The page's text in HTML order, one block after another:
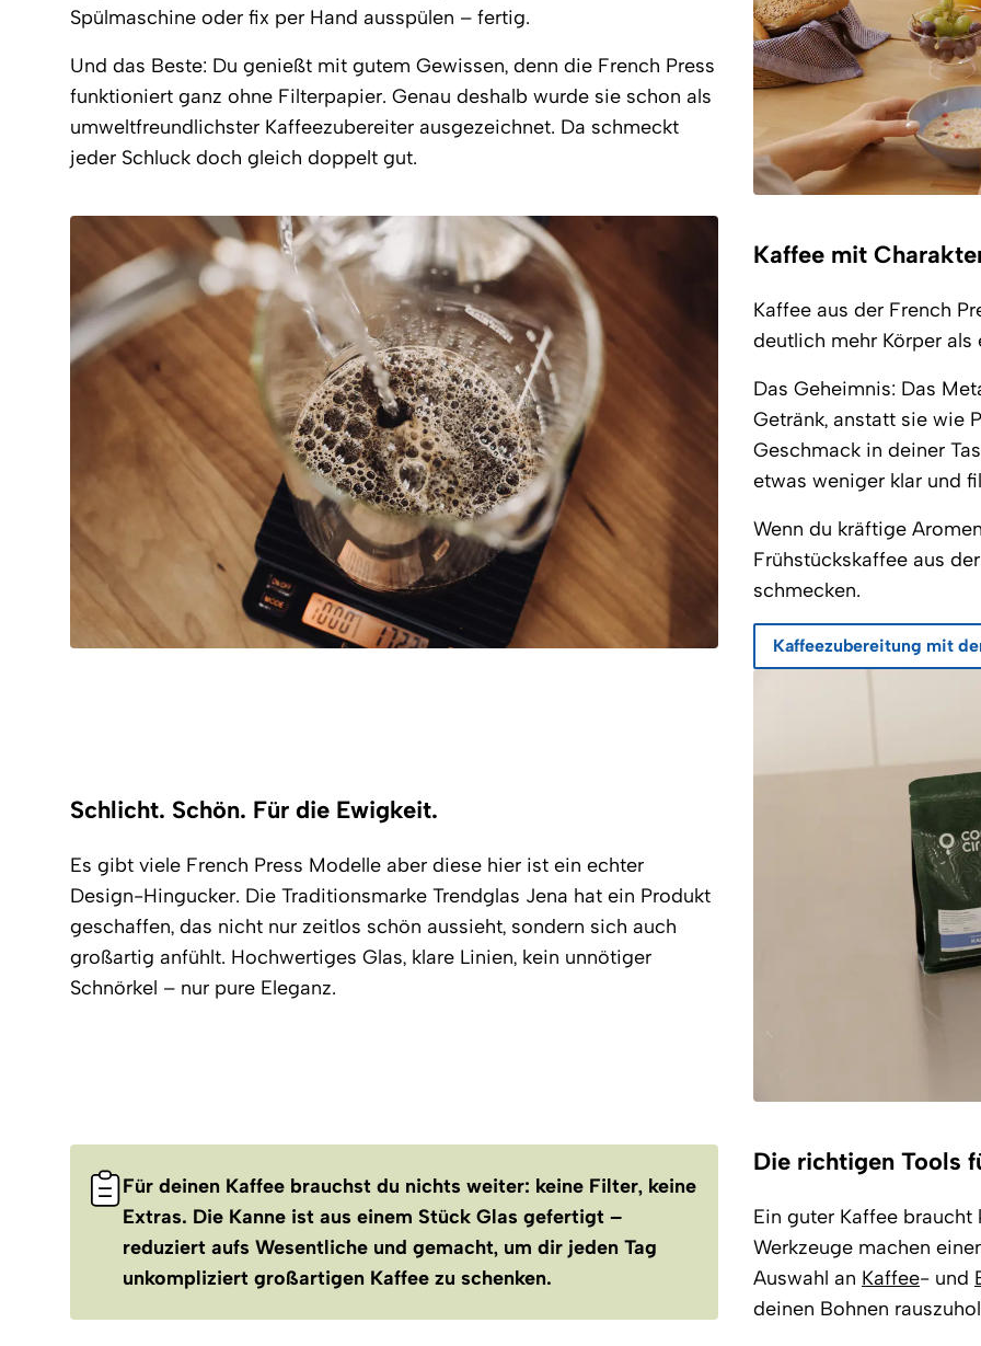
Spülmaschine oder fix per Hand ausspülen – fertig.
Und das Beste: Du genießt mit gutem Gewissen, denn die French Press
funktioniert ganz ohne Filterpapier. Genau deshalb wurde sie schon als
umweltfreundlichster Kaffeezubereiter ausgezeichnet. Da schmeckt
jeder Schluck doch gleich doppelt gut.
Kaffee mit
Kaffee aus der French
deutlich mehr Körper
Das Geheimnis: Das
Getränk, anstatt sie wie
Geschmack in deiner
etwas weniger klar und
Wenn du kräftige
Frühstückskaffee aus
schmecken.
Kaffeezubereitung mit
Schlicht. Schön. Für die Ewigkeit.
Es gibt viele French Press Modelle aber diese hier ist ein echter
Design-Hingucker. Die Traditionsmarke Trendglas Jena hat ein Produkt
geschaffen, das nicht nur zeitlos schön aussieht, sondern sich auch
großartig anfühlt. Hochwertiges Glas, klare Linien, kein unnötiger
Schnörkel – nur pure Eleganz.
Für deinen Kaffee brauchst du nichts weiter: keine Filter, keine
Extras. Die Kanne ist aus einem Stück Glas gefertigt –
reduziert aufs Wesentliche und gemacht, um dir jeden Tag
unkompliziert großartigen Kaffee zu schenken.
Die richtigen Tools
Ein guter Kaffee
Werkzeuge machen
Auswahl an Kaffee- und
deinen Bohnen